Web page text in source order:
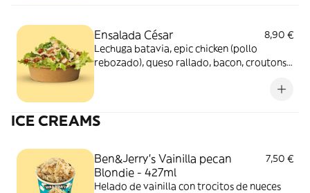
Ensalada César
8,90 €
Lechuga batavia, epic chicken (pollo
rebozado), queso rallado, bacon, croutons y
ICE CREAMS
Ben&Jerry’s Vainilla pecan
Blondie - 427ml
7,50 €
Helado de vainilla con trocitos de nueces